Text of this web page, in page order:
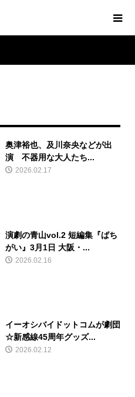
奥津裕也、及川​奈央などが出
演 不器用な大人たち...
2026.02.17
演劇の青山vol.2 短編集『ばち
がい』3月1日 大阪・...
2026.02.16
イーオシバイドットコムが劇団
☆新感線45周年グッズ...
2026.02.12